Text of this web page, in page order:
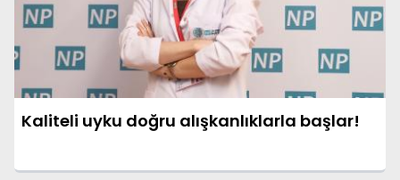
Kaliteli uyku doğru alışkanlıklarla başlar!